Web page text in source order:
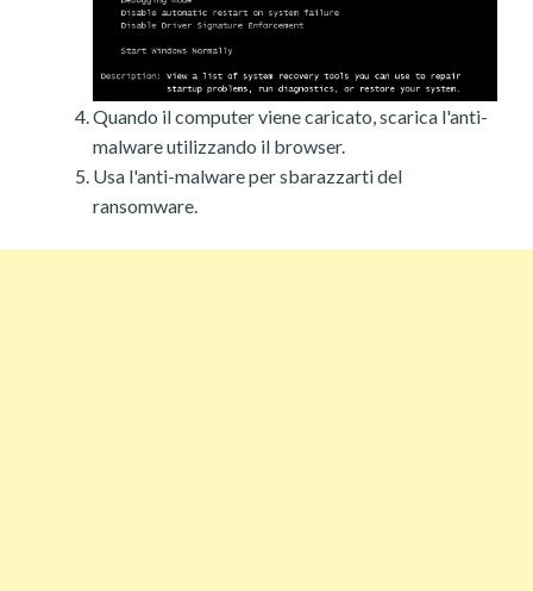
Quando il computer viene caricato, scarica l'anti-
malware utilizzando il browser.
Usa l'anti-malware per sbarazzarti del
ransomware.